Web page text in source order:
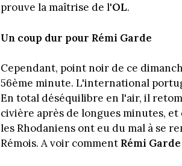
prouve la maîtrise de l'OL.
Un coup dur pour Rémi Garde
Cependant, point noir de ce
56ème minute. L'international
En total déséquilibre en l'air, il
civière après de longues minutes,
les Rhodaniens ont eu du mal à se
Rémois. A voir comment Rémi Garde